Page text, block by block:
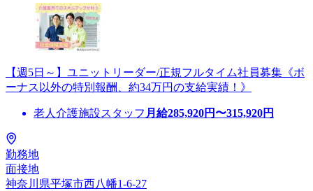
【週5日～】ユニットリーダー/正規フルタイム社員募集《ボ
ーナス以外の特別報酬、約34万円の支給実績！》
老人介護施設スタッフ 月給285,920円〜315,920円
勤務地
面接地
神奈川県平塚市西八幡1-6-27